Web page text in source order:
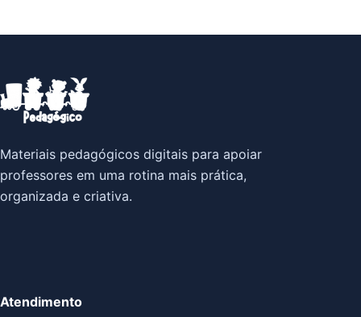
Materiais pedagógicos digitais para apoiar
professores em uma rotina mais prática,
organizada e criativa.
Atendimento